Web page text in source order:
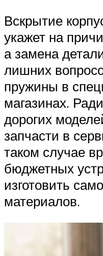
Вскрытие
укажет на
а замена
лишних
пружины в
магазинах.
дорогих
запчасти в
таком случае
бюджетных
изготовить
материалов.